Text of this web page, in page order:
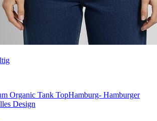
Organic Tank TopHamburg- Hamburger
Design